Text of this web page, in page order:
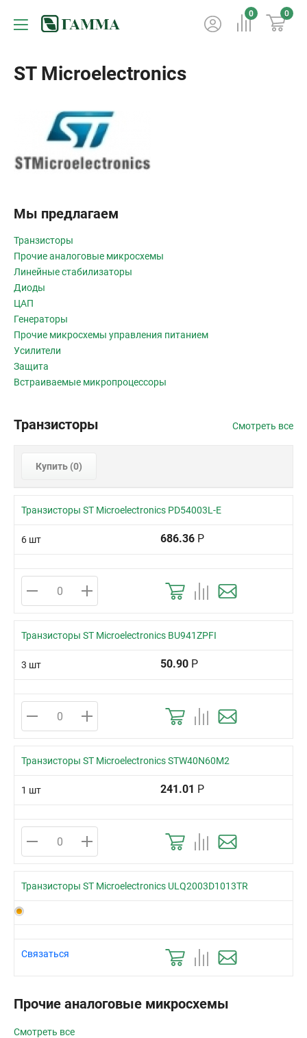
0 0
ST Microelectronics
Мы предлагаем
Транзисторы
Прочие аналоговые микросхемы
Линейные стабилизаторы
Диоды
ЦАП
Генераторы
Прочие микросхемы управления питанием
Усилители
Защита
Встраиваемые микропроцессоры
Транзисторы Смотреть все
Купить (0)
Транзисторы ST Microelectronics PD54003L-E
6 шт 686.36 Р
Транзисторы ST Microelectronics BU941ZPFI
3 шт 50.90 Р
Транзисторы ST Microelectronics STW40N60M2
1 шт 241.01 Р
Транзисторы ST Microelectronics ULQ2003D1013TR
Связаться
Прочие аналоговые микросхемы
Смотреть все